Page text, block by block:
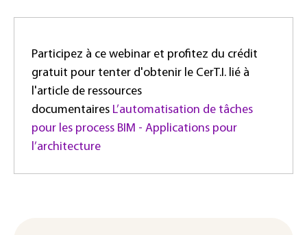
Participez à ce webinar et profitez du crédit
gratuit pour tenter d'obtenir le CerT.I. lié à
l'article de ressources
documentaires L’automatisation de tâches
pour les process BIM - Applications pour
l’architecture